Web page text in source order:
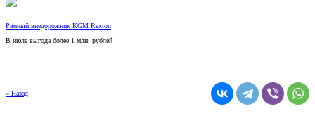
Рамный внедорожник KGM Rexton
В июле выгода более 1 млн. рублей
« Назад